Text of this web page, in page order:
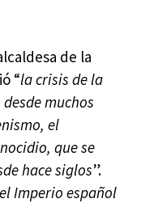
de la
“la crisis de la
muchos
el
que se
hace siglos”.
el Imperio español